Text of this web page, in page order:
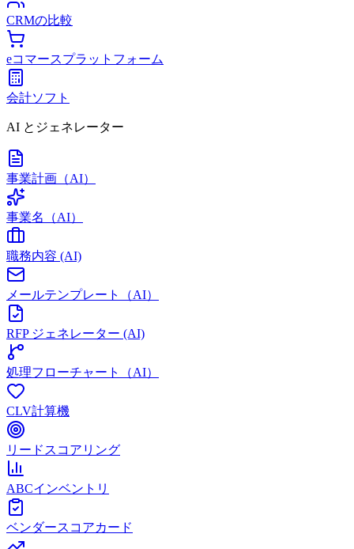
CRMの比較
eコマースプラットフォーム
会計ソフト
AI とジェネレーター
事業計画（AI）
事業名（AI）
職務内容 (AI)
メールテンプレート（AI）
RFP ジェネレーター (AI)
処理フローチャート（AI）
CLV計算機
リードスコアリング
ABCインベントリ
ベンダースコアカード